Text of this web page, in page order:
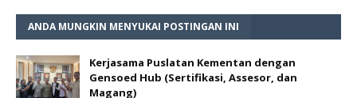
ANDA MUNGKIN MENYUKAI POSTINGAN INI
Kerjasama Puslatan Kementan dengan
Gensoed Hub (Sertifikasi, Assesor, dan
Magang)